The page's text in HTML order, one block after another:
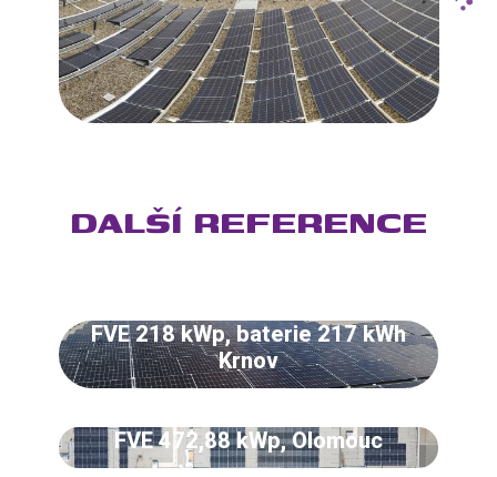
DALŠÍ REFERENCE
FVE 218 kWp, baterie 217 kWh
Krnov
FVE 472,88 kWp, Olomouc